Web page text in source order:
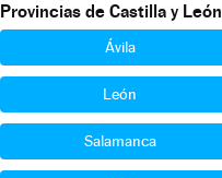
Provincias de Castilla y León
Ávila
León
Salamanca